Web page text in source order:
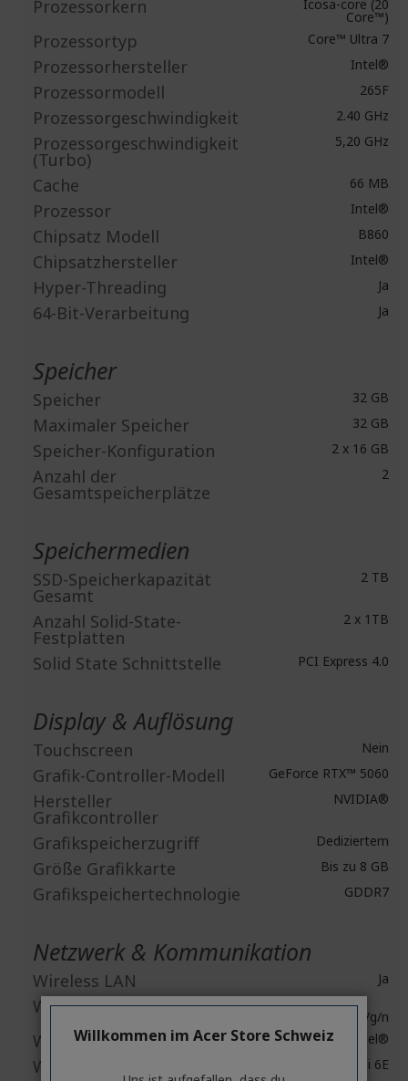
Prozessorkern Icosa-core (20
Core™)
Prozessortyp Core™ Ultra 7
Prozessorhersteller Intel®
Prozessormodell 265F
Prozessorgeschwindigkeit 2.40 GHz
Prozessorgeschwindigkeit
(Turbo)
5,20 GHz
Cache 66 MB
Prozessor Intel®
Chipsatz Modell B860
Chipsatzhersteller Intel®
Hyper-Threading Ja
64-Bit-Verarbeitung Ja
Speicher
Speicher 32 GB
Maximaler Speicher 32 GB
Speicher-Konfiguration 2 x 16 GB
Anzahl der
Gesamtspeicherplätze
2
Speichermedien
SSD-Speicherkapazität
Gesamt
2 TB
Anzahl Solid-State-
Festplatten
2 x 1TB
Solid State Schnittstelle PCI Express 4.0
Display & Auflösung
Touchscreen Nein
Grafik-Controller-Modell GeForce RTX™ 5060
Hersteller
Grafikcontroller
NVIDIA®
Grafikspeicherzugriff Dediziertem
Größe Grafikkarte Bis zu 8 GB
Grafikspeichertechnologie GDDR7
Netzwerk & Kommunikation
Wireless LAN Ja
Wireless LAN-Standard 802.11be/ax/ac/a/b/g/n
Wireless LAN Hersteller Intel®
Wireless LAN Modell Wireless Wi-Fi 6E
Willkommen im Acer Store Schweiz